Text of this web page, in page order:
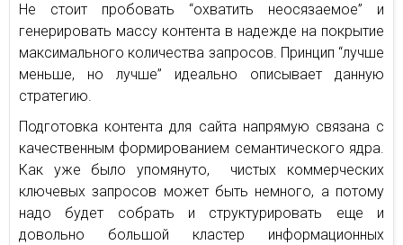
Не стоит пробовать “охватить неосязаемое” и
генерировать массу контента в надежде на покрытие
максимального количества запросов. Принцип “лучше
меньше, но лучше” идеально описывает данную
стратегию.
Подготовка контента для сайта напрямую связана с
качественным формированием семантического ядра.
Как уже было упомянуто, чистых коммерческих
ключевых запросов может быть немного, а потому
надо будет собрать и структурировать еще и
довольно большой кластер информационных